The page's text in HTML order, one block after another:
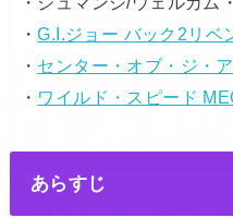
・G.I.ジョー バック2リベ
・ センター・オブ・ジ・
・ ワイルド・スピード
あらすじ